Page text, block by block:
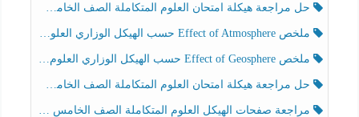
حل مراجعة هيكلة امتحان العلوم المتكاملة الصف الخامس انسبير الفصل الثالث
ملخص Effect of Atmosphere حسب الهيكل الوزاري العلوم المتكاملة الصف الخامس انسبير الفصل الثالث
ملخص Effect of Geosphere حسب الهيكل الوزاري العلوم المتكاملة الصف الخامس انسبير الفصل الثالث
حل مراجعة هيكلة امتحان العلوم المتكاملة الصف الخامس عام الفصل الثالث
مراجعة صفحات الهيكل العلوم المتكاملة الصف الخامس انسبير الفصل الثالث